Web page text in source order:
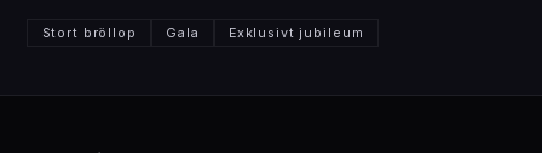
Stort bröllop Gala Exklusivt jubileum